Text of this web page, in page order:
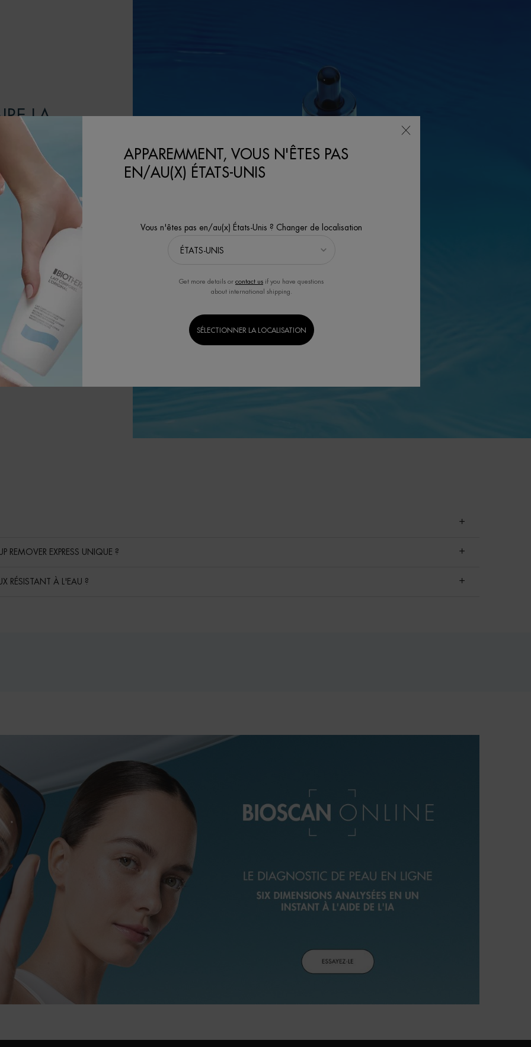
LA
peau tout en
un avenir
nos formules
et à minimiser
REMOVER EXPRESS UNIQUE ?
RÉSISTANT À L'EAU ?
APPAREMMENT, VOUS N'ÊTES PAS
EN/AU(X) ÉTATS-UNIS
Vous n'êtes pas en/au(x) États-Unis ? Changer de localisation
Get more details or contact us if you have questions
about international shipping.
SÉLECTIONNER LA LOCALISATION